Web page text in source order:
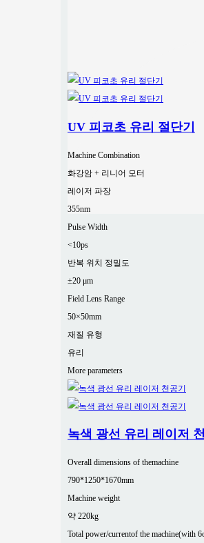
UV 피코초 유리 절단기
Machine Combination
화강암 + 리니어 모터
레이저 파장
355nm
Pulse Width
<10ps
반복 위치 정밀도
±20 μm
Field Lens Range
50×50mm
재질 유형
유리
More parameters
녹색 광선 유리 레이저
Overall dimensions of themachine
790*1250*1670mm
Machine weight
약 220kg
Total power/currentof the machine(with